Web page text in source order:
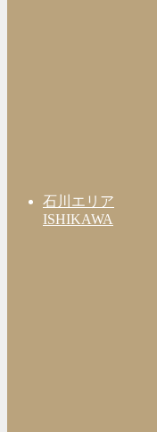
石川エリア
ISHIKAWA